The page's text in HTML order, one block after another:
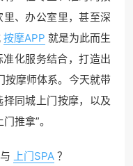
、办公室里，甚至深
按摩APP 就是为此而生
化服务结合，打造出
按摩师体系。今天就带
同城上门按摩，以及
推拿”。
上门SPA ？